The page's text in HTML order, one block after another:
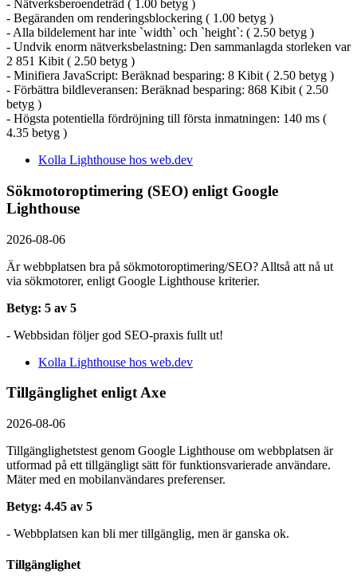
- Nätverksberoendeträd ( 1.00 betyg )
- Begäranden om renderingsblockering ( 1.00 betyg )
- Alla bildelement har inte `width` och `height`: ( 2.50 betyg )
- Undvik enorm nätverksbelastning: Den sammanlagda storleken var
2 851 Kibit ( 2.50 betyg )
- Minifiera JavaScript: Beräknad besparing: 8 Kibit ( 2.50 betyg )
- Förbättra bildleveransen: Beräknad besparing: 868 Kibit ( 2.50
betyg )
- Högsta potentiella fördröjning till första inmatningen: 140 ms (
4.35 betyg )
Kolla Lighthouse hos web.dev
Sökmotoroptimering (SEO) enligt Google
Lighthouse
2026-08-06
Är webbplatsen bra på sökmotoroptimering/SEO? Alltså att nå ut
via sökmotorer, enligt Google Lighthouse kriterier.
Betyg: 5 av 5
- Webbsidan följer god SEO-praxis fullt ut!
Kolla Lighthouse hos web.dev
Tillgänglighet enligt Axe
2026-08-06
Tillgänglighetstest genom Google Lighthouse om webbplatsen är
utformad på ett tillgängligt sätt för funktionsvarierade användare.
Mäter med en mobil­användares preferenser.
Betyg: 4.45 av 5
- Webbplatsen kan bli mer tillgänglig, men är ganska ok.
Tillgänglighet